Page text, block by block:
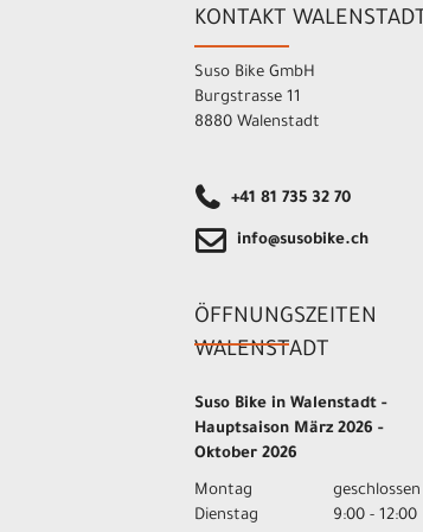
KONTAKT WALENSTADT
Suso Bike GmbH
Burgstrasse 11
8880 Walenstadt
+41 81 735 32 70
info@susobike.ch
ÖFFNUNGSZEITEN
WALENSTADT
Suso Bike in Walenstadt -
Hauptsaison März 2026 -
Oktober 2026
Montag
geschlossen
Dienstag
9:00 - 12:00